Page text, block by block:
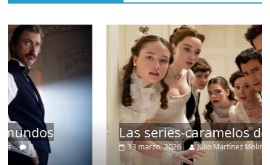
Las series-caramelos de Shondaland
13 marzo, 2026 Julio Martínez Molina 0